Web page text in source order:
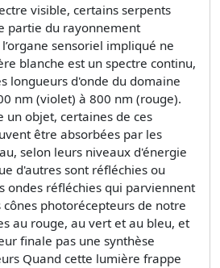
visible, certains serpents
partie du rayonnement
sensoriel impliqué ne
blanche est un spectre continu,
longueurs d'onde du domaine
nm (violet) à 800 nm (rouge).
un objet, certaines de ces
être absorbées par les
selon leurs niveaux d'énergie
d'autres sont réfléchies ou
ondes réfléchies qui parviennent
photorécepteurs de notre
au rouge, au vert et au bleu, et
finale pas une synthèse
Quand cette lumière frappe